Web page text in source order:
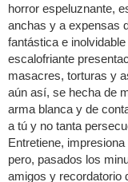
horror espeluznante,
anchas y a expensas
fantástica e
escalofriante
masacres, torturas y
aún así, se hecha de
arma blanca y de
a tú y no tanta
Entretiene,
pero, pasados los
amigos y recordatorio